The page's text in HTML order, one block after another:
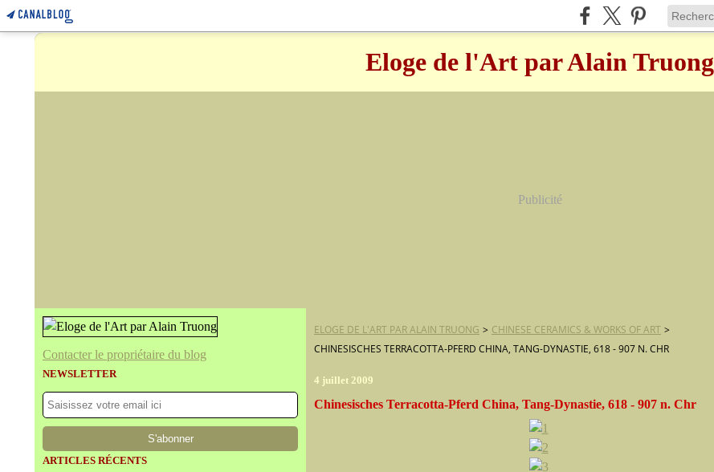
Eloge de l'Art par Alain Truong
Publicité
Contacter le propriétaire du blog
NEWSLETTER
ARTICLES RÉCENTS
ELOGE DE L'ART PAR ALAIN TRUONG > CHINESE CERAMICS & WORKS OF ART >
CHINESISCHES TERRACOTTA-PFERD CHINA, TANG-DYNASTIE, 618 - 907 N. CHR
4 juillet 2009
Chinesisches Terracotta-Pferd China, Tang-Dynastie, 618 - 907 n. Chr